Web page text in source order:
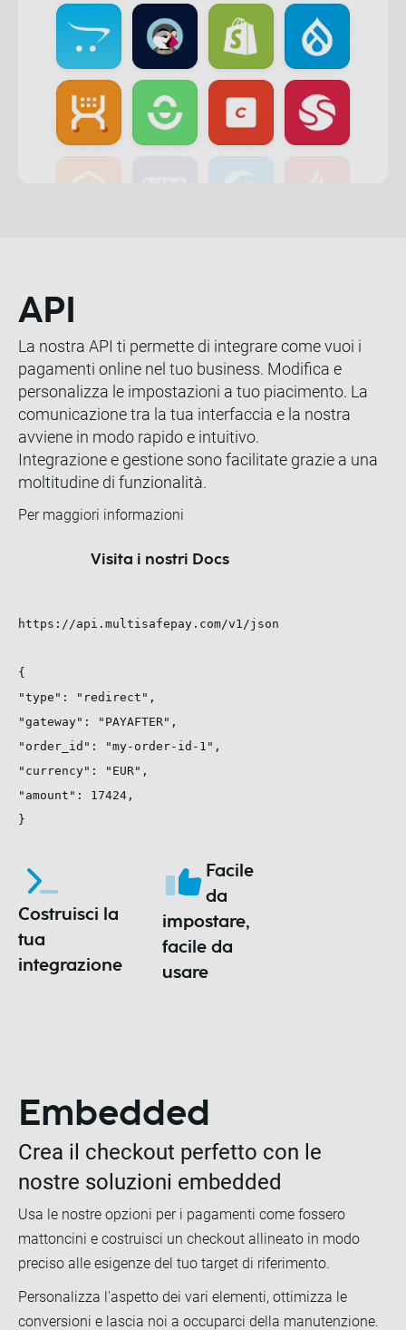
API
La nostra API ti permette di integrare come vuoi i
pagamenti online nel tuo business. Modifica e
personalizza le impostazioni a tuo piacimento. La
comunicazione tra la tua interfaccia e la nostra
avviene in modo rapido e intuitivo.
Integrazione e gestione sono facilitate grazie a una
moltitudine di funzionalità.
Per maggiori informazioni
Visita i nostri Docs
https://api.multisafepay.com/v1/json
{
"type": "redirect",
"gateway": "PAYAFTER",
"order_id": "my-order-id-1",
"currency": "EUR",
"amount": 17424,
}
Costruisci la
tua
integrazione
Facile
da
impostare,
facile da
usare
Embedded
Crea il checkout perfetto con le
nostre soluzioni embedded
Usa le nostre opzioni per i pagamenti come fossero
mattoncini e costruisci un checkout allineato in modo
preciso alle esigenze del tuo target di riferimento.
Personalizza l'aspetto dei vari elementi, ottimizza le
conversioni e lascia noi a occuparci della manutenzione.